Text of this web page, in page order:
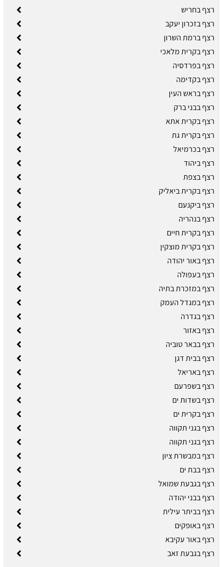
רצף בחריש
רצף בזכרון יעקב
רצף ברמת השרון
רצף בקרית מלאכי
רצף בפרדסיה
רצף בקדימה
רצף בראש העין
רצף בבני ברק
רצף בקרית אתא
רצף בקרית גת
רצף בכרמיאל
רצף ביהוד
רצף בצפת
רצף בקרית ביאליק
רצף ביקנעם
רצף בנהריה
רצף בקרית חיים
רצף בקרית מוצקין
רצף באור יהודה
רצף בעפולה
רצף במזכרת בתיה
רצף במגדל העמק
רצף בגדרה
רצף באזור
רצף בבאר טוביה
רצף בבית דגן
רצף באריאל
רצף בשפרעם
רצף בשדות ים
רצף בקרית ים
רצף בגני תקווה
רצף בגני תקווה
רצף במבשרת ציון
רצף בבת ים
רצף בגבעת שמואל
רצף בבני יהודה
רצף בביתר עילית
רצף באופקים
רצף באור עקיבא
רצף בגבעת זאב